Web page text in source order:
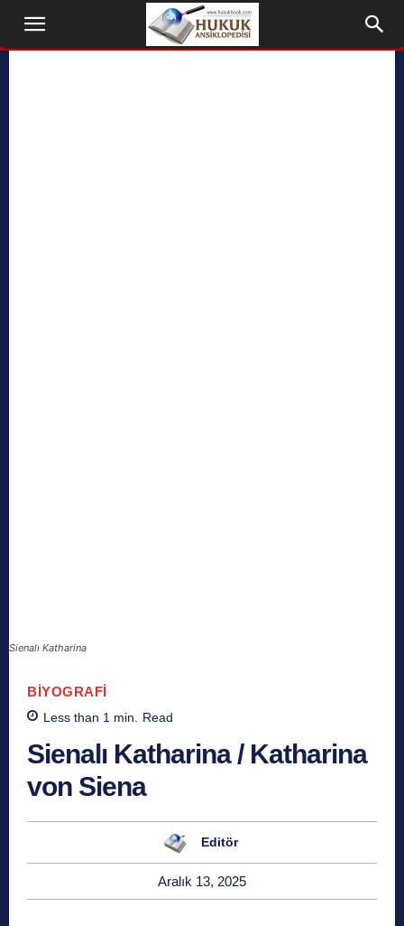
Sienalı Katharina
BIYOGRAFI
Less than 1 min. Read
Sienalı Katharina / Katharina
von Siena
Editör
Aralık 13, 2025